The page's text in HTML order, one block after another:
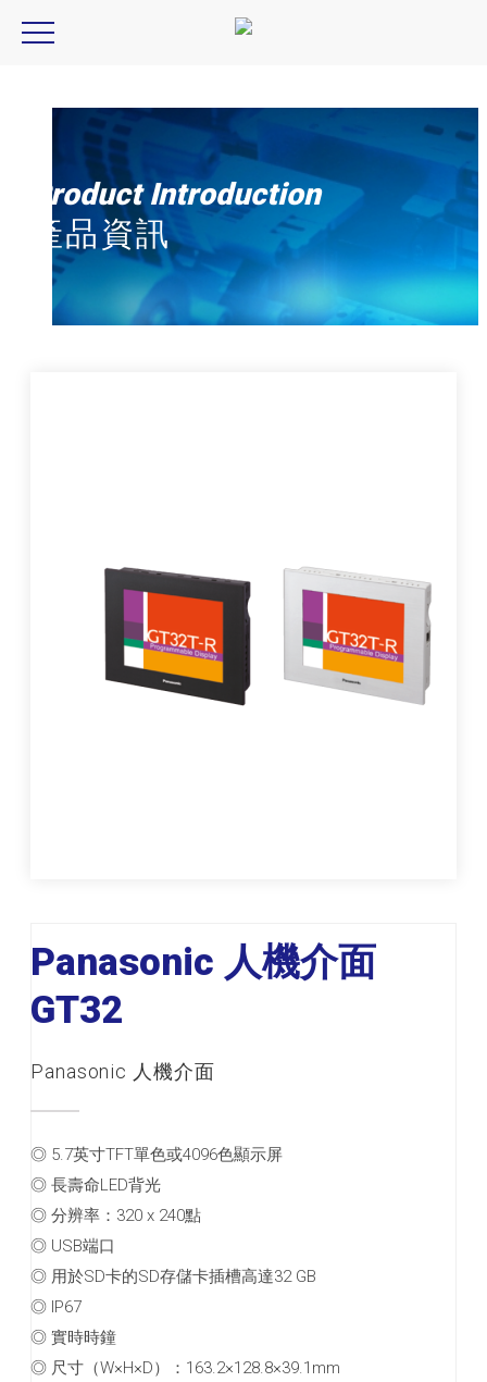
Panasonic 人機介面, GT32
Product Introduction
產品資訊
Panasonic 人機介面
GT32
Panasonic 人機介面
◎ 5.7英寸TFT單色或4096色顯示屏
◎ 長壽命LED背光
◎ 分辨率：320 x 240點
◎ USB端口
◎ 用於SD卡的SD存儲卡插槽高達32 GB
◎ IP67
◎ 實時時鐘
◎ 尺寸（W×H×D）：163.2×128.8×39.1mm